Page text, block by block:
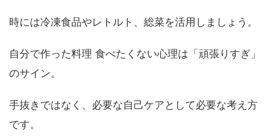
時には冷凍食品やレトルト、総菜を活用しましょう。
自分で作った料理 食べたくない心理は「頑張りすぎ」
のサイン。
手抜きではなく、必要な自己ケアとして必要な考え方
です。